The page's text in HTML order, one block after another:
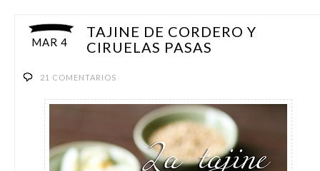
MAR 4
TAJINE DE CORDERO Y
CIRUELAS PASAS
21 COMENTARIOS